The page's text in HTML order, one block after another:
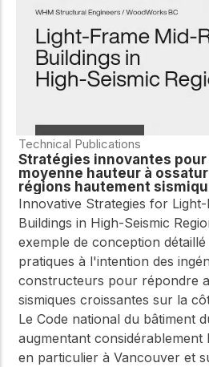
Technical Publications
Stratégies innovantes
moyenne hauteur à
régions hautement
Innovative Strategies for Light-
Buildings in High-Seismic
exemple de conception
pratiques à l'intention des
constructeurs pour répondre
sismiques croissantes sur la
Le Code national du bâtiment
augmentant considérablement
en particulier à Vancouver et